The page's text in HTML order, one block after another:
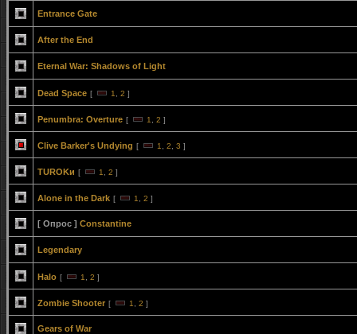
Entrance Gate
After the End
Eternal War: Shadows of Light
Dead Space [ 1 2 ]
Penumbra: Overture [ 1 2 ]
Clive Barker's Undying [ 1 2 3 ]
TUROKи [ 1 2 ]
Alone in the Dark [ 1 2 ]
[ Опрос ] Constantine
Legendary
Halo [ 1 2 ]
Zombie Shooter [ 1 2 ]
Gears of War